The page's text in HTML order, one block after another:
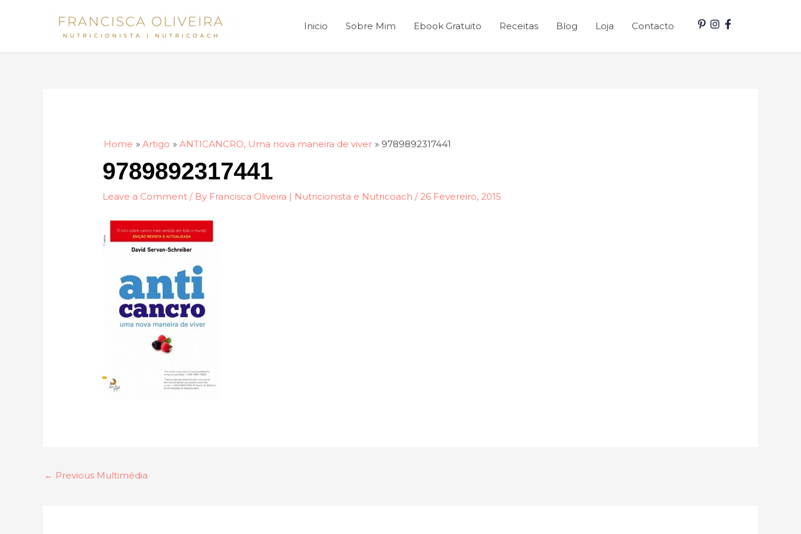
Inicio Sobre Mim Ebook Gratuito Receitas Blog Loja Contacto
Home Artigo ANTICANCRO, Uma nova maneira de viver 9789892317441
9789892317441
Leave a Comment / By Francisca Oliveira | Nutricionista e Nutricoach/26 Fevereiro, 2015
← Previous Multimédia